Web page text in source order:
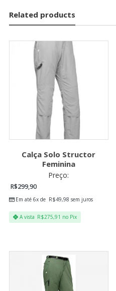
Related products
Calça Solo Structor
Feminina
Preço:
R$299,90
Em até 6x de R$49,98 sem juros
A vista R$275,91 no Pix